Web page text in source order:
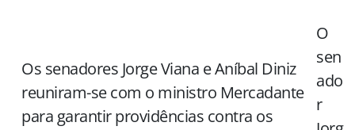
Os senadores Jorge Viana e Aníbal Diniz
reuniram-se com o ministro Mercadante
para garantir providências contra os
O
sen
ado
r